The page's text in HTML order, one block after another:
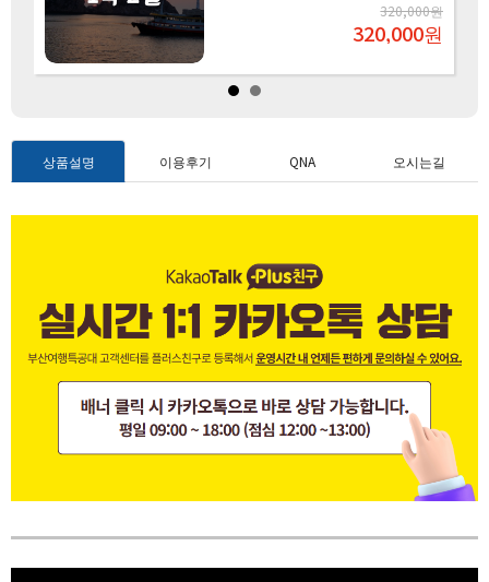
344,000원
199,000원
상품설명 이용후기 QNA 오시는길